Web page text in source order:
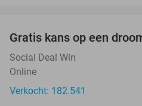
Gratis kans op een
Social Deal Win
Online
Verkocht: 182.541